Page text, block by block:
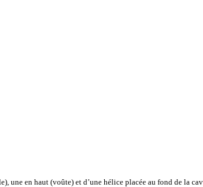
une en haut (voûte) et d’une hélice placée au fond de la